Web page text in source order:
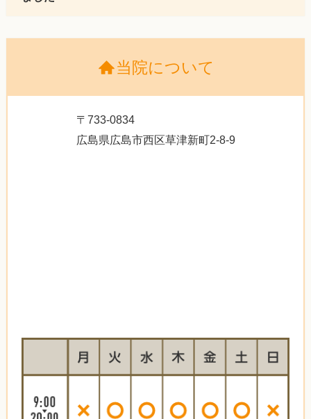
当院について
〒733-0834
広島県広島市西区草津新町2-8-9